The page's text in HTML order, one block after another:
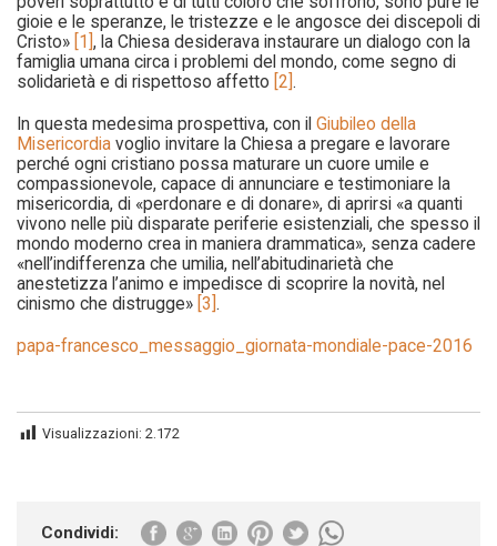
gioie e le speranze, le tristezze e le angosce dei discepoli di
Cristo» [1] , la Chiesa desiderava instaurare un dialogo con la
famiglia umana circa i problemi del mondo, come segno di
solidarietà e di rispettoso affetto [2] .
In questa medesima prospettiva, con il Giubileo della
Misericordia voglio invitare la Chiesa a pregare e lavorare
perché ogni cristiano possa maturare un cuore umile e
compassionevole, capace di annunciare e testimoniare la
misericordia, di «perdonare e di donare», di aprirsi «a quanti
vivono nelle più disparate periferie esistenziali, che spesso il
mondo moderno crea in maniera drammatica», senza cadere
«nell’indifferenza che umilia, nell’abitudinarietà che
anestetizza l’animo e impedisce di scoprire la novità, nel
cinismo che distrugge» [3] .
papa-francesco_messaggio_giornata-mondiale-pace-2016
Visualizzazioni: 2.172
Condividi: